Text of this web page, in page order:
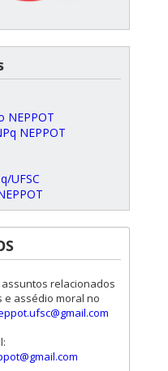
NEPPOT
NEPPOT
UFSC
assuntos relacionados
e assédio moral no